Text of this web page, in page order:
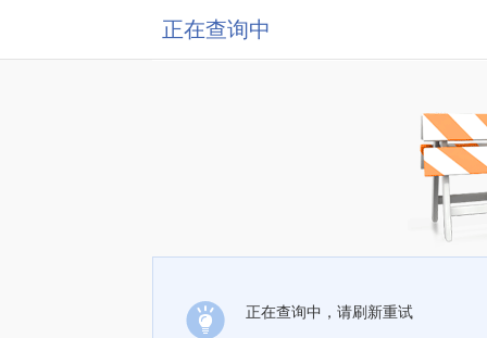
正在查询中
正在查询中，请刷新重试